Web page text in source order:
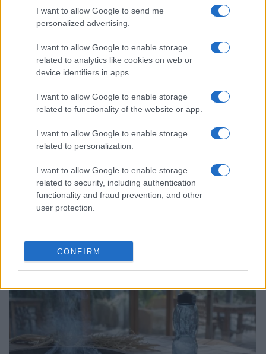
I want to allow Google to send me
personalized advertising.
I want to allow Google to enable storage
related to analytics like cookies on web or
device identifiers in apps.
I want to allow Google to enable storage
related to functionality of the website or app.
I want to allow Google to enable storage
related to personalization.
I want to allow Google to enable storage
related to security, including authentication
functionality and fraud prevention, and other
user protection.
CONFIRM
Papa Leone a Santa Maria degli Angeli: migliaia di
giovani per il meeting francescano
NEWS
alla pace e alla solidarietà
Matteo Pellegrino · 6 Ago 2026